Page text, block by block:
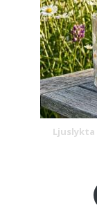
Ljuslykta